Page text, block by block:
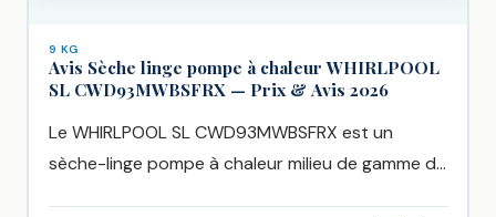
9 KG
Avis Sèche linge pompe à chaleur WHIRLPOOL
SL CWD93MWBSFRX — Prix & Avis 2026
Le WHIRLPOOL SL CWD93MWBSFRX est un
sèche-linge pompe à chaleur milieu de gamme de